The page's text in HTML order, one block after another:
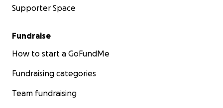
Supporter Space
Fundraise
How to start a GoFundMe
Fundraising categories
Team fundraising